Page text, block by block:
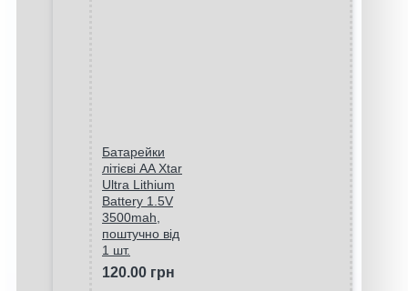
Батарейки
літієві AA Xtar
Ultra Lithium
Battery 1.5V
3500mah,
поштучно від
1 шт.
120.00 грн